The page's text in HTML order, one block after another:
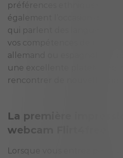
préférences ethniques
également l’occasion de
qui parlent des langues
vos compétences de
allemand ou espagnol, par
une excellente plateforme
rencontrer de nouvelles
La première
webcam
Lorsque vous entrez pour la